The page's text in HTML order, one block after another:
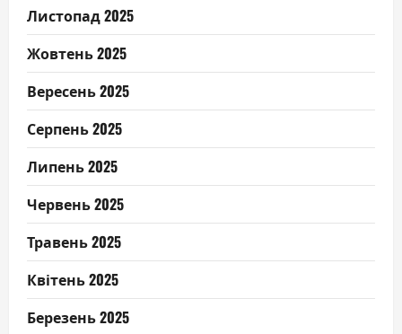
Листопад 2025
Жовтень 2025
Вересень 2025
Серпень 2025
Липень 2025
Червень 2025
Травень 2025
Квітень 2025
Березень 2025